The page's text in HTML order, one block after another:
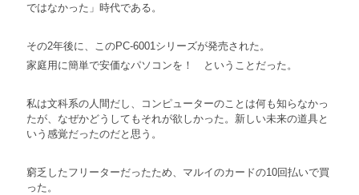
ではなかった」時代である。
その2年後に、このPC-6001シリーズが発売された。
家庭用に簡単で安価なパソコンを！ ということだった。
私は文科系の人間だし、コンピューターのことは何も知らなかっ
たが、なぜかどうしてもそれが欲しかった。新しい未来の道具と
いう感覚だったのだと思う。
窮乏したフリーターだったため、マルイのカードの10回払いで買
った。